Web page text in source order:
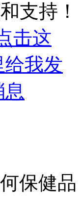
支持！
保健